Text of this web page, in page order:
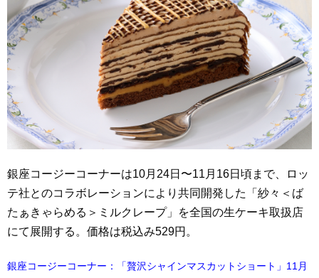
銀座コージーコーナーは10月24日〜11月16日頃まで、ロッ
テ社とのコラボレーションにより共同開発した「紗々＜ば
たぁきゃらめる＞ミルクレープ」を全国の生ケーキ取扱店
にて展開する。価格は税込み529円。
銀座コージーコーナー：「贅沢シャインマスカットショート」11月